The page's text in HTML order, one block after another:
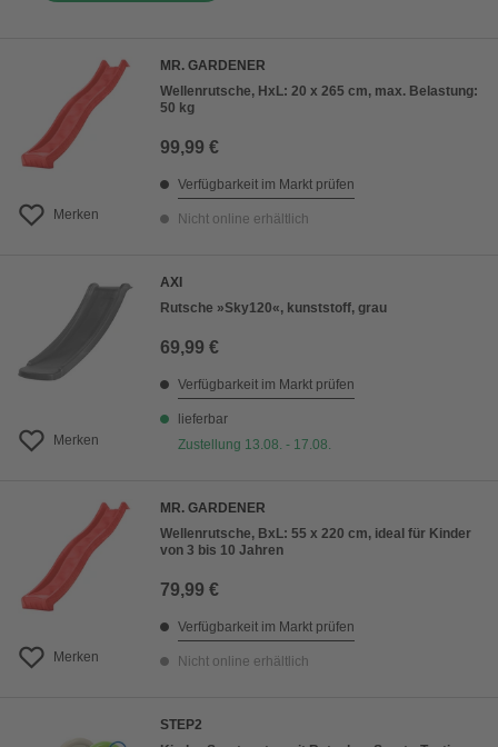
Merken
MR. GARDENER
Wellenrutsche, HxL: 20 x 265 cm, max. Belastung:
50 kg
99,99 €
Verfügbarkeit im Markt prüfen
Nicht online erhältlich
Merken
AXI
Rutsche »Sky120«, kunststoff, grau
69,99 €
Verfügbarkeit im Markt prüfen
lieferbar
Zustellung 13.08. - 17.08.
Merken
MR. GARDENER
Wellenrutsche, BxL: 55 x 220 cm, ideal für Kinder
von 3 bis 10 Jahren
79,99 €
Verfügbarkeit im Markt prüfen
Nicht online erhältlich
STEP2